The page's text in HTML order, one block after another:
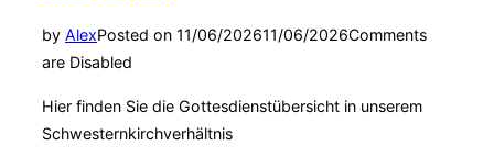
by AlexPosted on 11/06/202611/06/2026Comments
are Disabled
Hier finden Sie die Gottesdienstübersicht in unserem
Schwesternkirchverhältnis